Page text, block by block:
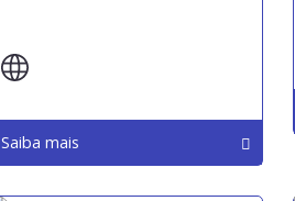
Saiba mais